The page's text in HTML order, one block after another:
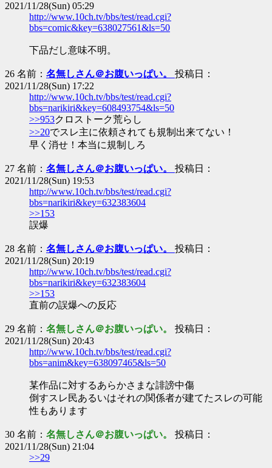
2021/11/28(Sun) 05:29
http://www.10ch.tv/bbs/test/read.cgi?
bbs=comic&key=638027561&ls=50
下品だし意味不明。
26 名前： 名無しさん＠お腹いっぱい。 投稿日：
2021/11/28(Sun) 17:22
http://www.10ch.tv/bbs/test/read.cgi?
bbs=narikiri&key=608493754&ls=50
>>953クロストーク荒らし
>>20でスレ主に依頼されても規制出来てない！
早く消せ！本当に規制しろ
27 名前： 名無しさん＠お腹いっぱい。 投稿日：
2021/11/28(Sun) 19:53
http://www.10ch.tv/bbs/test/read.cgi?
bbs=narikiri&key=632383604
>>153
誤爆
28 名前： 名無しさん＠お腹いっぱい。 投稿日：
2021/11/28(Sun) 20:19
http://www.10ch.tv/bbs/test/read.cgi?
bbs=narikiri&key=632383604
>>153
直前の誤爆への反応
29 名前： 名無しさん＠お腹いっぱい。 投稿日：
2021/11/28(Sun) 20:43
http://www.10ch.tv/bbs/test/read.cgi?
bbs=anim&key=638097465&ls=50
某作品に対するあらかさまな誹謗中傷
倒すスレ民あるいはそれの関係者が建てたスレの可能
性もあります
30 名前： 名無しさん＠お腹いっぱい。 投稿日：
2021/11/28(Sun) 21:04
>>29